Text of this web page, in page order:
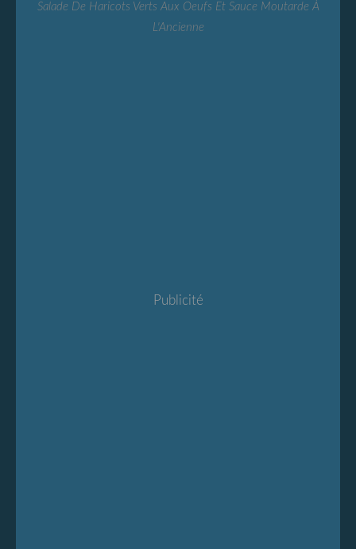
Salade De Haricots Verts Aux Oeufs Et Sauce Moutarde À
L'Ancienne
Publicité